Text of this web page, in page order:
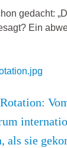
gedacht:
Ein
als sie